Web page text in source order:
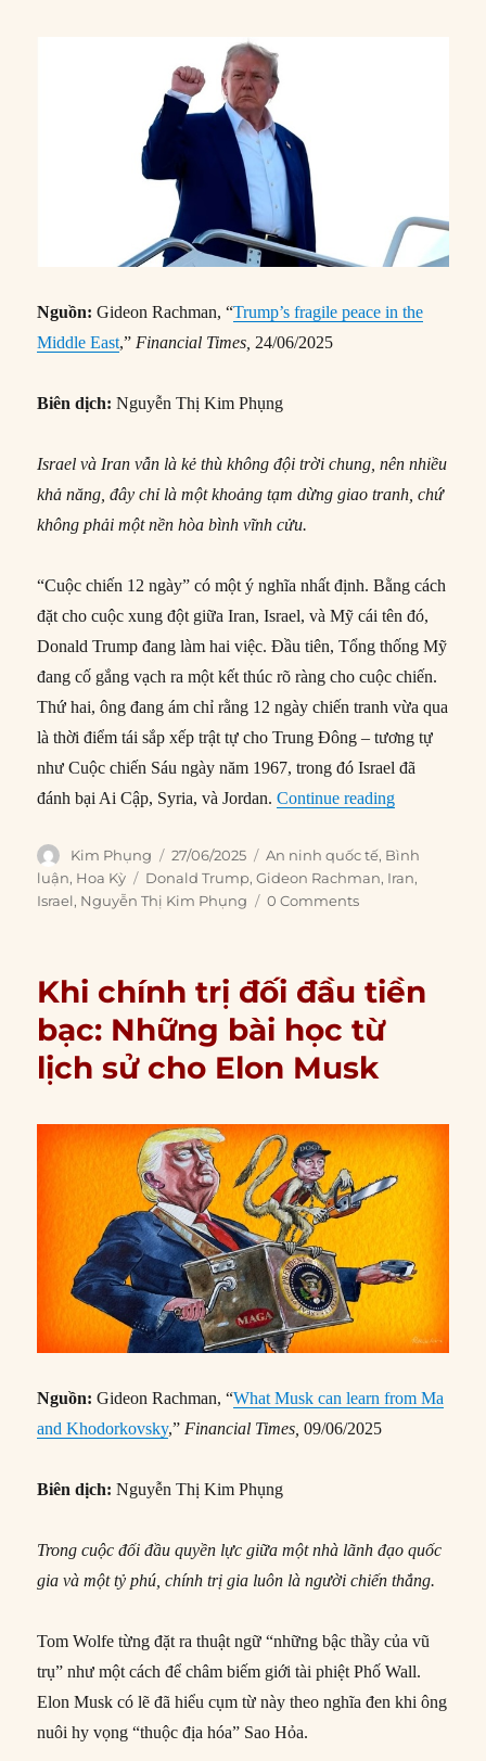
Nguồn:Gideon Rachman, “Trump’s fragile peace in the
Middle East,” Financial Times, 24/06/2025
Biên dịch:Nguyễn Thị Kim Phụng
Israel và Iran vẫn là kẻ thù không đội trời chung, nên nhiều
khả năng, đây chỉ là một khoảng tạm dừng giao tranh, chứ
không phải một nền hòa bình vĩnh cửu.
“Cuộc chiến 12 ngày” có một ý nghĩa nhất định. Bằng cách
đặt cho cuộc xung đột giữa Iran, Israel, và Mỹ cái tên đó,
Donald Trump đang làm hai việc. Đầu tiên, Tổng thống Mỹ
đang cố gắng vạch ra một kết thúc rõ ràng cho cuộc chiến.
Thứ hai, ông đang ám chỉ rằng 12 ngày chiến tranh vừa qua
là thời điểm tái sắp xếp trật tự cho Trung Đông – tương tự
như Cuộc chiến Sáu ngày năm 1967, trong đó Israel đã
đánh bại Ai Cập, Syria, và Jordan.Continue reading“Nền hòa
Author
Kim Phụng
Posted
on
27/06/2025 Categories
An ninh quốc tế, Bình
luận, Hoa Kỳ Tags
Donald Trump,Gideon Rachman, Iran,
Israel, Nguyễn Thị Kim Phụng 0 Comments
Khi chính trị đối đầu tiền
bạc: Những bài học từ
lịch sử cho Elon Musk
Nguồn: Gideon Rachman, “What Musk can learn from Ma
and Khodorkovsky,” Financial Times, 09/06/2025
Biên dịch: Nguyễn Thị Kim Phụng
Trong cuộc đối đầu quyền lực giữa một nhà lãnh đạo quốc
gia và một tỷ phú, chính trị gia luôn là người chiến thắng.
Tom Wolfe từng đặt ra thuật ngữ “những bậc thầy của vũ
trụ” như một cách để châm biếm giới tài phiệt Phố Wall.
Elon Musk có lẽ đã hiểu cụm từ này theo nghĩa đen khi ông
nuôi hy vọng “thuộc địa hóa” Sao Hỏa.